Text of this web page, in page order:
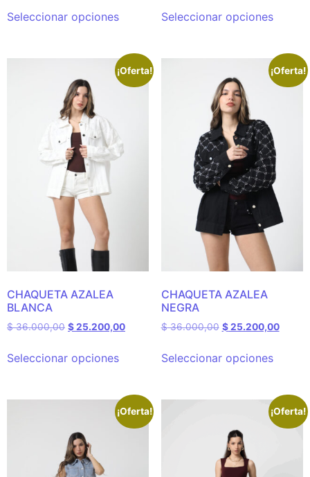
Seleccionar opciones Seleccionar opciones
¡Oferta!
CHAQUETA AZALEA
BLANCA
$36.000,00 $25.200,00
Seleccionar opciones
¡Oferta!
CHAQUETA AZALEA
NEGRA
$36.000,00 $25.200,00
Seleccionar opciones
¡Oferta! ¡Oferta!